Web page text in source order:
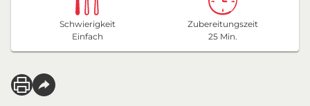
Schwierigkeit
Einfach
Zubereitungszeit
25 Min.